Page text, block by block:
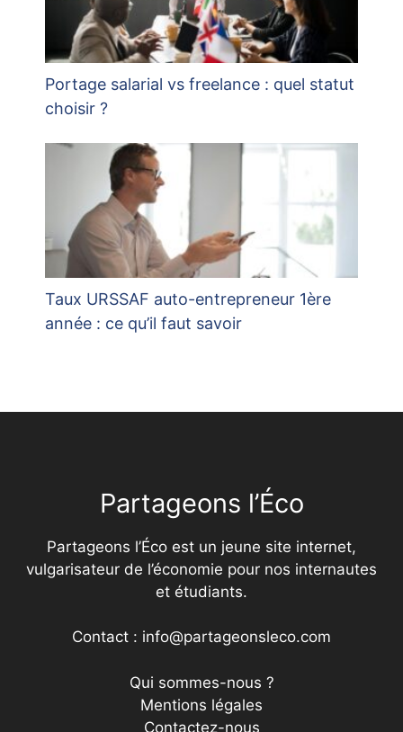
Portage salarial vs freelance : quel statut
choisir ?
Taux URSSAF auto-entrepreneur 1ère
année : ce qu’il faut savoir
Partageons l’Éco
Partageons l’Éco est un jeune site internet,
vulgarisateur de l’économie pour nos internautes
et étudiants.
Contact : info@partageonsleco.com
Qui sommes-nous ?
Mentions légales
Contactez-nous